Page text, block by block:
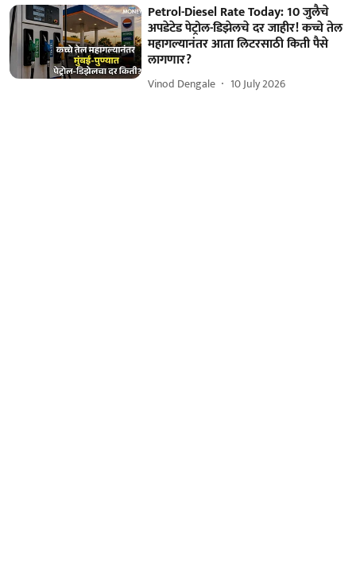
Petrol-Diesel Rate Today: 10 जुलैचे
अपडेटेड पेट्रोल-डिझेलचे दर जाहीर! कच्चे तेल
महागल्यानंतर आता लिटरसाठी किती पैसे
लागणार?
Vinod Dengale 10 July 2026